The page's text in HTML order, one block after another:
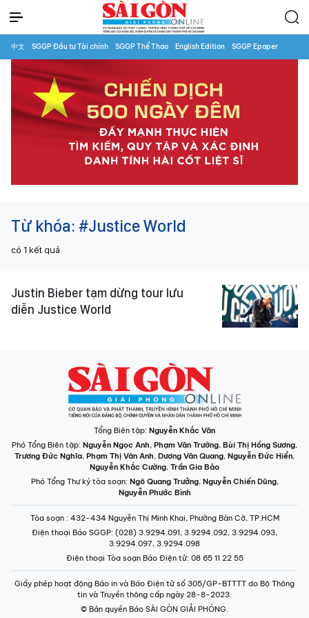
中文 SGGP Đầu tư Tài chính SGGP Thể Thao English Edition SGGP Epaper
Từ khóa: #Justice World
có 1 kết quả
Justin Bieber tạm dừng tour lưu
diễn Justice World
Tổng Biên tập: Nguyễn Khắc Văn
Phó Tổng Biên tập: Nguyễn Ngọc Anh, Phạm Văn Trường, Bùi Thị Hồng Sương,
Trương Đức Nghĩa, Phạm Thị Vân Anh, Dương Văn Quang, Nguyễn Đức Hiển,
Nguyễn Khắc Cường, Trần Gia Bảo
Phó Tổng Thư ký tòa soạn: Ngô Quang Trưởng, Nguyễn Chiến Dũng,
Nguyễn Phước Bình
Tòa soạn : 432-434 Nguyễn Thị Minh Khai, Phường Bàn Cờ, TP.HCM
Điện thoại Báo SGGP: (028) 3.9294.091, 3.9294.092, 3.9294.093,
3.9294.097, 3.9294.098
Điện thoại Tòa soạn Báo Điện tử: 08 65 11 22 55
Giấy phép hoạt động Báo in và Báo Điện tử số 305/GP-BTTTT do Bộ Thông
tin và Truyền thông cấp ngày 28-8-2023.
© Bản quyền Báo SÀI GÒN GIẢI PHÓNG.